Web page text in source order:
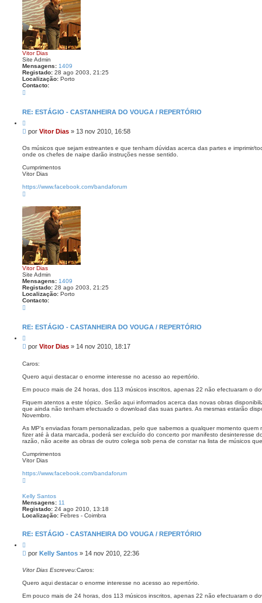
Vitor Dias
Site Admin
Mensagens: 1409
Registado: 28 ago 2003, 21:25
Localização: Porto
Contacto:
t
t
o
i
t
r
D
a
RE: ESTÁGIO - CASTANHEIRA DO VOUGA / REPERTÓRIO
i
t
r
M
n
s
g
m
por Vitor Dias » 13 nov 2010, 16:58
Os músicos que sejam estreantes e que tenham dúvidas acerca das partes e imprimir/
onde os chefes de naipe darão instruções nesse sentido.
Cumprimentos
Vitor Dias
https://www.facebook.com/bandaforum
p
Vitor Dias
Site Admin
Mensagens: 1409
Registado: 28 ago 2003, 21:25
Localização: Porto
Contacto:
t
t
o
i
o
D
a
s
RE: ESTÁGIO - CASTANHEIRA DO VOUGA / REPERTÓRIO
i
t
r
M
n
a
m
por Vitor Dias » 14 nov 2010, 18:17
Caros:
Quero aqui destacar o enorme interesse no acesso ao repertório.
Em pouco mais de 24 horas, dos 113 músicos inscritos, apenas 22 não efectuaram o
Fiquem atentos a este tópico. Serão aqui informados acerca das novas obras
que ainda não tenham efectuado o download das suas partes. As mesmas estarão
Novembro.
As MP's enviadas foram personalizadas, pelo que sabemos a qualquer momento
fizer até à data marcada, poderá ser excluído do concerto por manifesto desinteresse
razão, não aceite as obras de outro colega sob pena de constar na lista de músicos
Cumprimentos
Vitor Dias
https://www.facebook.com/bandaforum
o
Kelly Santos
Mensagens: 11
Registado: 24 ago 2010, 13:18
Localização: Febres - Coimbra
RE: ESTÁGIO - CASTANHEIRA DO VOUGA / REPERTÓRIO
i
t
r
M
n
a
g
por Kelly Santos » 14 nov 2010, 22:36
Vitor Dias Escreveu:Caros:
Quero aqui destacar o enorme interesse no acesso ao repertório.
Em pouco mais de 24 horas, dos 113 músicos inscritos, apenas 22 não efectuaram o